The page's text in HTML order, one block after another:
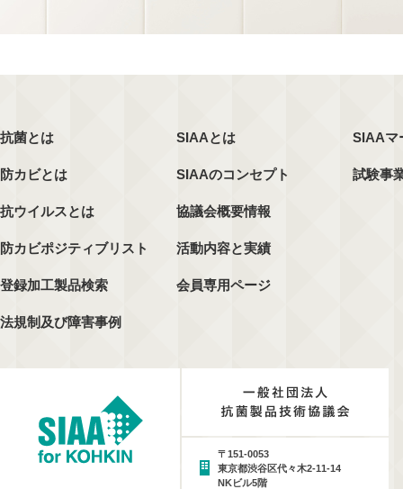
抗菌とは
防カビとは
抗ウイルスとは
防カビポジティブリスト
登録加工製品検索
法規制及び障害事例
SIAAとは
SIAAのコンセプト
協議会概要情報
活動内容と実績
会員専用ページ
SIAAマ
試験事
〒151-0053
東京都渋谷区代々木2-11-14
NKビル5階